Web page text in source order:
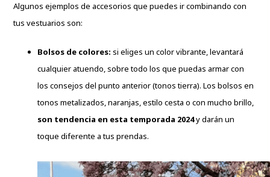
Algunos ejemplos de accesorios que puedes ir combinando con
tus vestuarios son:
Bolsos de colores: si eliges un color vibrante, levantará
cualquier atuendo, sobre todo los que puedas armar con
los consejos del punto anterior (tonos tierra). Los bolsos en
tonos metalizados, naranjas, estilo cesta o con mucho brillo,
son tendencia en esta temporada 2024y darán un
toque diferente a tus prendas.